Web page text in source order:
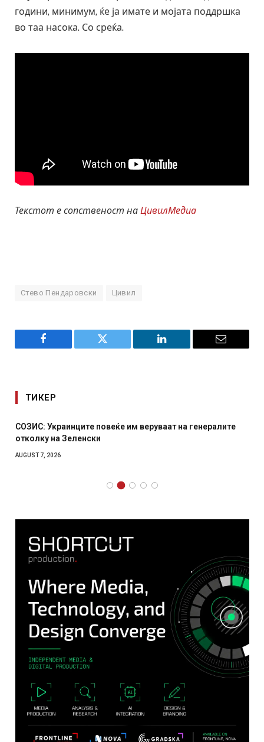
години, минимум, ќе ја имате и мојата поддршка
во таа насока. Со среќа.
Текстот е сопственост на ЦивилМедиа
Стево Пендаровски Цивил
Facebook Twitter LinkedIn Email
ТИКЕР
СОЗИС: Украинците повеќе им веруваат на генералите
отколку на Зеленски
AUGUST 7, 2026